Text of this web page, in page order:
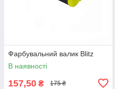
Фарбувальний валик Blitz
В наявності
157,50 ₴ 175 ₴